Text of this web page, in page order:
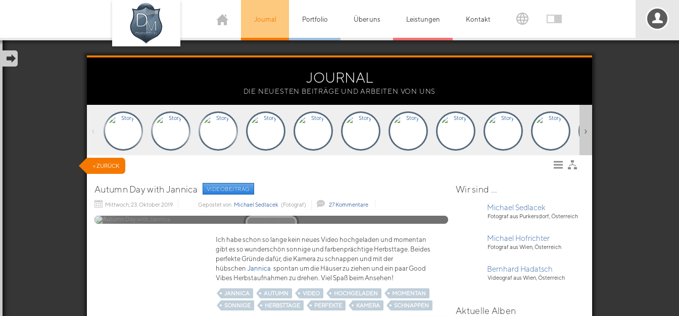
Journal Portfolio Über uns Leistungen Kontakt
JOURNAL
DIE NEUESTEN BEITRÄGE UND ARBEITEN VON UNS
‹ ›
« ZURÜCK
Autumn Day with Jannica VIDEOBEITRAG
Mittwoch, 23. Oktober 2019 Gepostet von Michael Sedlacek (Fotograf) 27 Kommentare
Ich habe schon so lange kein neues Video hochgeladen und momentan
gibt es so wunderschön sonnige und farbenprächtige Herbsttage. Beides
perfekte Gründe dafür, die Kamera zu schnappen und mit der
hübschen Jannica spontan um die Häuser zu ziehen und ein paar Good
Vibes Herbstaufnahmen zu drehen. Viel Spaß beim Ansehen!
JANNICA AUTUMN VIDEO HOCHGELADEN
MOMENTAN
SONNIGE
HERBSTTAGE PERFEKTE KAMERA SCHNAPPEN
Wir sind ...
Michael Sedlacek
Fotograf aus Purkersdorf, Österreich
Michael Hofrichter
Fotograf aus Wien, Österreich
Bernhard Hadatsch
Videograf aus Wien, Österreich
Aktuelle Alben